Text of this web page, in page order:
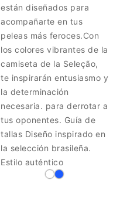
están diseñados para
acompañarte en tus
peleas más feroces.Con
los colores vibrantes de la
camiseta de la Seleção,
te inspirarán entusiasmo y
la determinación
necesaria. para derrotar a
tus oponentes. Guía de
tallas Diseño inspirado en
la selección brasileña.
Estilo auténtico